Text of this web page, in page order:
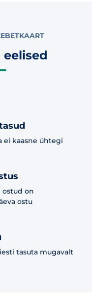
ei kaasne ühtegi
on
ostu
tasuta mugavalt